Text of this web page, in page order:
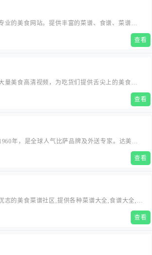
业的美食网站。提供丰富的菜谱、食谱、菜谱大
文视频讲解；学做菜、秀美食，与兴趣相投的好
查看
量美食高清视频，为吃货们提供舌尖上的美食，
全，食谱大全，搜罗各地人气美食、特色小吃分
查看
年，是全球人气比萨品牌及外送专家。达美乐
Pizza官网提供丰富披萨、意面、小食等网上订餐
查看
志的美食菜谱社区,提供各种菜谱大全,食谱大全,家
富的菜谱大全可以让您轻松地学会怎么做美食,展
查看